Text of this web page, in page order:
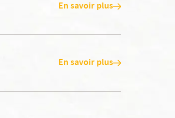
En savoir plus
En savoir plus